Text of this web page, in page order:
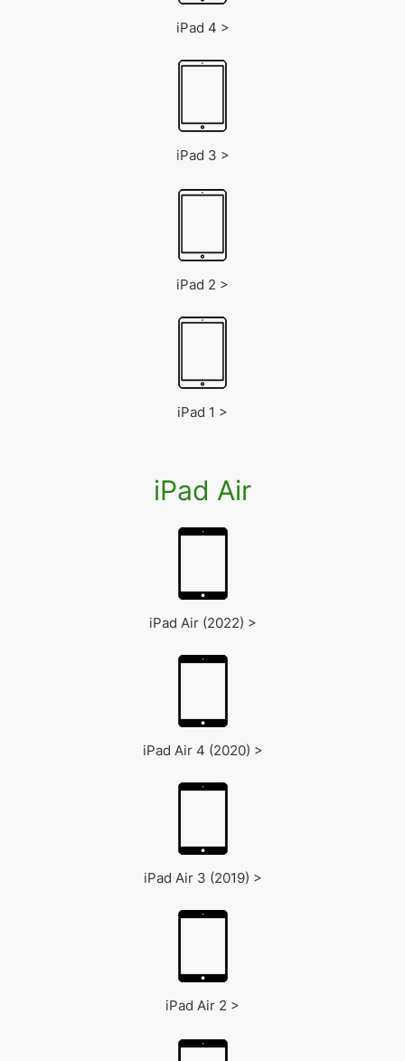
iPad 4 >
iPad 3 >
iPad 2 >
iPad 1 >
iPad Air
iPad Air (2022) >
iPad Air 4 (2020) >
iPad Air 3 (2019) >
iPad Air 2 >